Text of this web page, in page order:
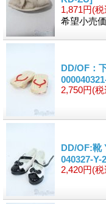
1,871円(税
希望小売
DD/OF：
2,750円(税
DD/OF:靴
040327-Y-
2,420円(税